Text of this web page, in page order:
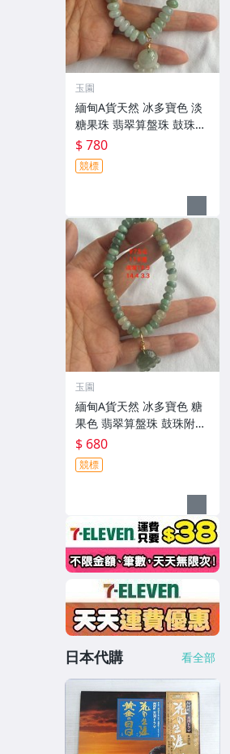
玉園
緬甸A貨天然 冰多寶色 淡
糖果珠 翡翠算盤珠 鼓珠附
小滴溜手串 8.8咪 附證書
＃ 18圍
$ 780
競標
玉園
緬甸A貨天然 冰多寶色 糖
果色 翡翠算盤珠 鼓珠附油
綠小滴溜手串 7咪 穿白繩
$ 680
競標
日本代購 看全部